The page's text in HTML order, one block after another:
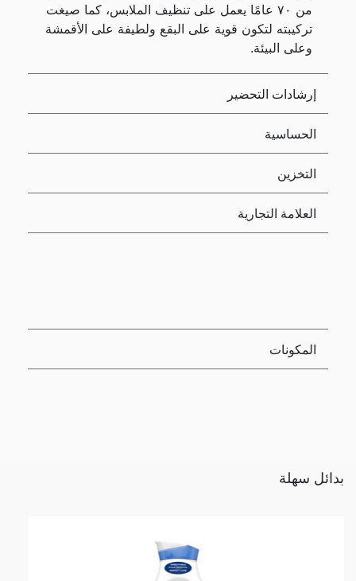
من ٧٠ عامًا يعمل على تنظيف الملابس، كما صيغت
تركيبته لتكون قوية على البقع ولطيفة على الأقمشة
وعلى البيئة.
إرشادات التحضير
الحساسية
التخزين
العلامة التجارية
المكونات
بدائل سهلة